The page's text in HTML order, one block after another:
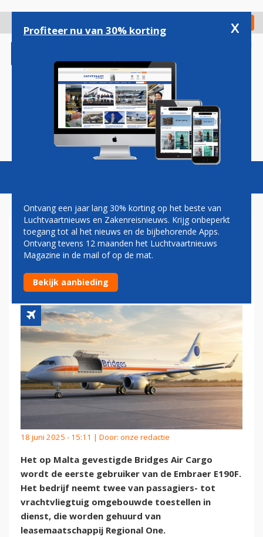
gaan
Check in
Magazine Podcasts Vacatures
BRIDGES AIR CARGO WORDT
EERSTE GEBRUIKER VAN
EMBRAER E190F
18 juni 2025 - 15:11 | Door: onze redactie
Het op Malta gevestigde Bridges Air Cargo
wordt de eerste gebruiker van de Embraer E190F.
Het bedrijf neemt twee van passagiers- tot
vrachtvliegtuig omgebouwde toestellen in
dienst, die worden gehuurd van
leasemaatschappij Regional One.
Profiteer nu van 30% korting x
Ontvang een jaar lang 30% korting op het beste van
Luchtvaartnieuws en Zakenreisnieuws. Krijg onbeperkt
toegang tot al het nieuws en de bijbehorende Apps.
Ontvang tevens 12 maanden het Luchtvaartnieuws
Magazine in de mail of op de mat.
Bekijk aanbieding